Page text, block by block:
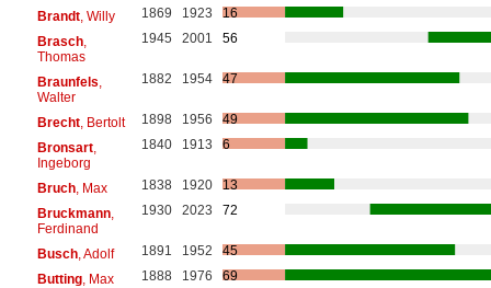
Brandt, Willy 1869 1923
16
Brasch,
Thomas
1945 2001 56
Braunfels
Walter
1882 1954 47
Brecht, Bertolt 1898 1956
49
Bronsart,
Ingeborg
1840 1913 6
Bruch, Max 1838 1920
13
Bruckmann,
Ferdinand
1930 2023 72
Busch, Adolf 1891 1952
45
Butting, Max 1888 1976
69